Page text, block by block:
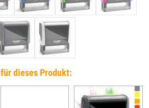
für dieses Produkt: